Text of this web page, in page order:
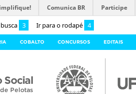
3 Ir para o rodapé 4
Comunica BR Participe
COBALTO CONCURSOS EDITAIS
Social
Pelotas